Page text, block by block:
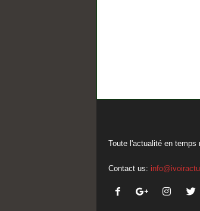
Toute l'actualité en temps
Contact us: